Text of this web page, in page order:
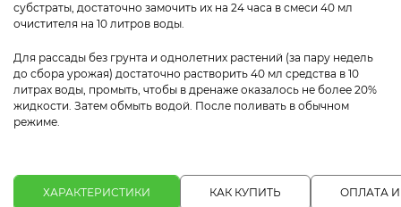
субстраты, достаточно замочить их на 24 часа в смеси 40 мл
очистителя на 10 литров воды.
Для рассады без грунта и однолетних растений (за пару недель
до сбора урожая) достаточно растворить 40 мл средства в 10
литрах воды, промыть, чтобы в дренаже оказалось не более 20%
жидкости. Затем обмыть водой. После поливать в обычном
режиме.
ХАРАКТЕРИСТИКИ КАК КУПИТЬ ОПЛАТА